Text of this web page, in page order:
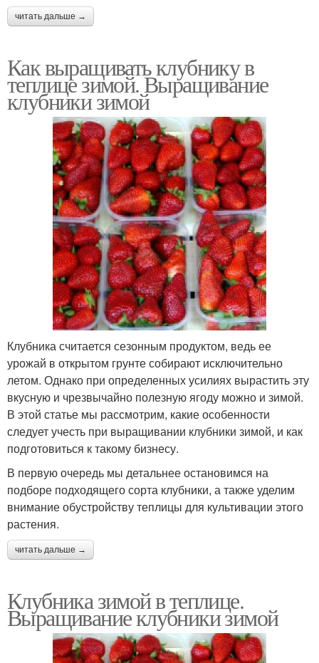
читать дальше →
Как выращивать клубнику в
теплице зимой. Выращивание
клубники зимой
Клубника считается сезонным продуктом, ведь ее
урожай в открытом грунте собирают исключительно
летом. Однако при определенных усилиях вырастить эту
вкусную и чрезвычайно полезную ягоду можно и зимой.
В этой статье мы рассмотрим, какие особенности
следует учесть при выращивании клубники зимой, и как
подготовиться к такому бизнесу.
В первую очередь мы детальнее остановимся на
подборе подходящего сорта клубники, а также уделим
внимание обустройству теплицы для культивации этого
растения.
читать дальше →
Клубника зимой в теплице.
Выращивание клубники зимой